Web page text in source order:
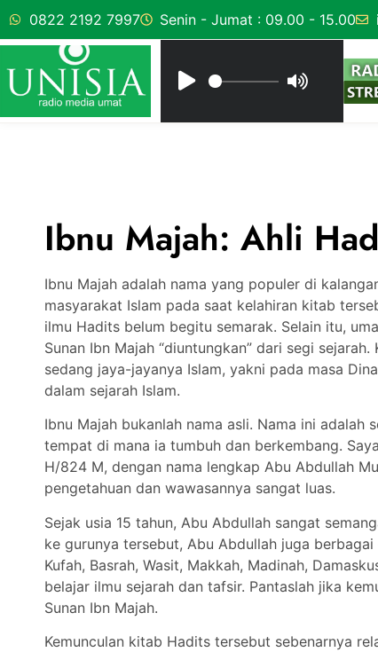
0822 2192 7997 Senin - Jumat : 09.00 - 15.00
Ibnu Majah: Ahli
Ibnu Majah adalah nama yang populer di
masyarakat Islam pada saat kelahiran kitab
ilmu Hadits belum begitu semarak. Selain itu,
Sunan Ibn Majah “diuntungkan” dari segi
sedang jaya-jayanya Islam, yakni pada masa
dalam sejarah Islam.
Ibnu Majah bukanlah nama asli. Nama ini
tempat di mana ia tumbuh dan berkembang.
H/824 M, dengan nama lengkap Abu Abdullah
pengetahuan dan wawasannya sangat luas.
Sejak usia 15 tahun, Abu Abdullah sangat
ke gurunya tersebut, Abu Abdullah juga
Kufah, Basrah, Wasit, Makkah, Madinah,
belajar ilmu sejarah dan tafsir. Pantaslah jika
Sunan Ibn Majah.
Kemunculan kitab Hadits tersebut sebenarnya